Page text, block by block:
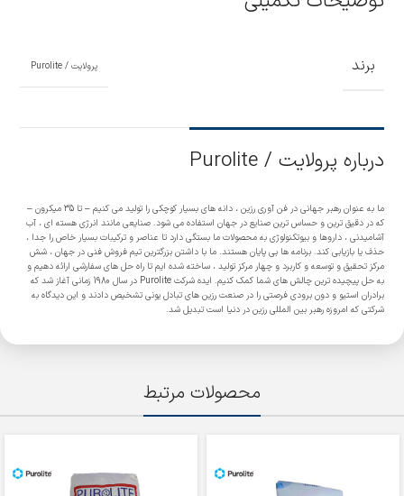
برند پرولایت / Purolite
درباره پرولایت / Purolite
ما به عنوان رهبر جهانی در فن آوری رزین ، دانه های بسیار کوچکی را تولید می کنیم – تا 35 میکرون –
که در دقیق ترین و حساس ترین صنایع در جهان استفاده می شود. صنایعی مانند انرژی هسته ای ، آب
آشامیدنی ، داروها و بیوتکنولوژی به محصولات ما بستگی دارد تا عناصر و ترکیبات بسیار خاص را جدا ،
حذف یا بازیابی کند. برنامه ها بی پایان هستند. ما با داشتن بزرگترین تیم فروش فنی در جهان ، شش
مرکز تحقیق و توسعه و کاربرد و چهار مرکز تولید ، ساخته شده ایم تا راه حل های سفارشی ارائه دهیم و
به حل پیچیده ترین چالش های شما کمک کنیم. ایده شرکت Purolite در سال 1980 زمانی آغاز شد که
برادران استیو و دون برودی فرصتی را در صنعت رزین های تبادل یونی تشخیص دادند و این دیدگاه به
شرکتی که امروزه رهبر بین المللی رزین در دنیا است تبدیل شد.
محصولات مرتبط